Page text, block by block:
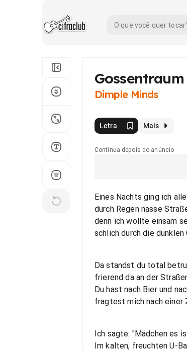
Gossentraum
Dimple Minds
Letra Mais
Continua depois do anúncio
Eines Nachts ging ich
durch Regen nasse
denn ich wollte einsam
schlich durch die dunklen
Da standst du total
frierend da an der
Du hast nach Bier und
fragtest mich nach einer
Ich sagte: "Mädchen es
Im kalten, freuchten U-